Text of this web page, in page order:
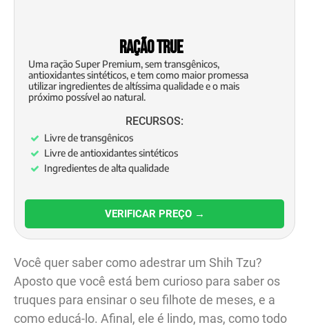
Ração True
Uma ração Super Premium, sem transgênicos,
antioxidantes sintéticos, e tem como maior promessa
utilizar ingredientes de altíssima qualidade e o mais
próximo possível ao natural.
RECURSOS:
Livre de transgênicos
Livre de antioxidantes sintéticos
Ingredientes de alta qualidade
VERIFICAR PREÇO →
Você quer saber como adestrar um Shih Tzu?
Aposto que você está bem curioso para saber os
truques para ensinar o seu filhote de meses, e a
como educá-lo. Afinal, ele é lindo, mas, como todo